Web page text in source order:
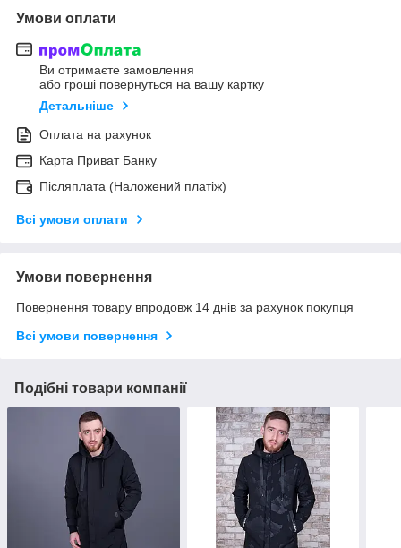
Умови оплати
Ви отримаєте замовлення
або гроші повернуться на вашу картку
Детальніше
Оплата на рахунок
Карта Приват Банку
Післяплата (Наложений платіж)
Всі умови оплати
Умови повернення
Повернення товару впродовж 14 днів за рахунок покупця
Всі умови повернення
Подібні товари компанії